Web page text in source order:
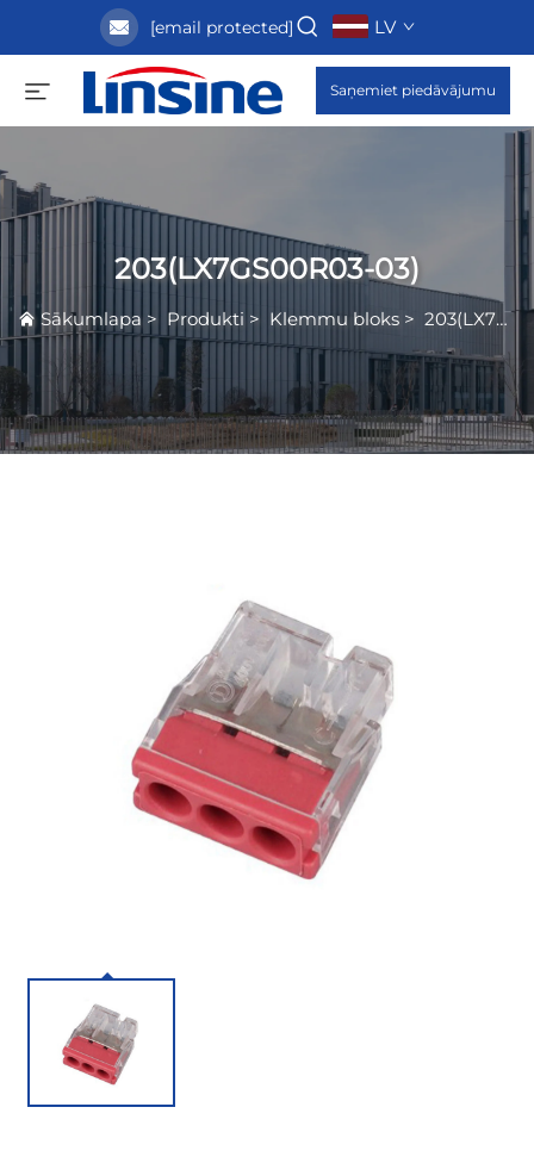
[email protected] LV
Saņemiet piedāvājumu
203(LX7GS00R03-03)
Sākumlapa > Produkti > Klemmu bloks > 203(LX7GS00R03-03)